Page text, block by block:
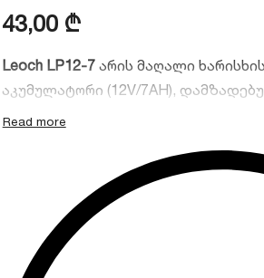
43,00 ₾
Leoch LP12-7არის მაღალი
აკუმულატორი (12V/7AH),
იგი გამოირჩევა ხანგრძლივი
საუკეთესო არჩევანია უწყვეტი
და უსაფრთხოების სისტემებისთვის.